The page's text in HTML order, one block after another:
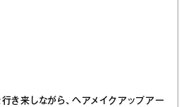
き来しながら、ヘアメイクアップアー